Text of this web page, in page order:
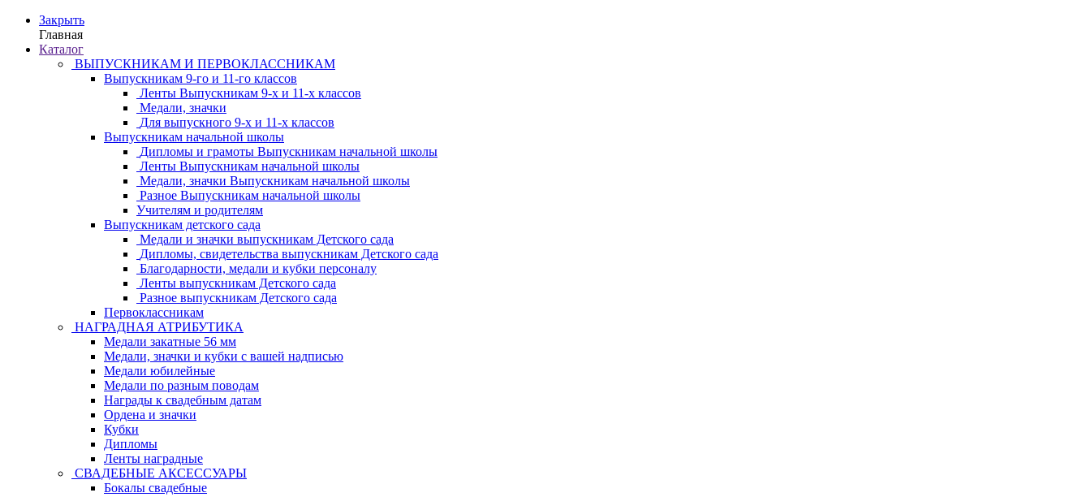
Закрыть
Главная
Каталог
ВЫПУСКНИКАМ И ПЕРВОКЛАССНИКАМ
Выпускникам 9-го и 11-го классов
Ленты Выпускникам 9-х и 11-х классов
Медали, значки
Для выпускного 9-х и 11-х классов
Выпускникам начальной школы
Дипломы и грамоты Выпускникам начальной школы
Ленты Выпускникам начальной школы
Медали, значки Выпускникам начальной школы
Разное Выпускникам начальной школы
Учителям и родителям
Выпускникам детского сада
Медали и значки выпускникам Детского сада
Дипломы, свидетельства выпускникам Детского сада
Благодарности, медали и кубки персоналу
Ленты выпускникам Детского сада
Разное выпускникам Детского сада
Первоклассникам
НАГРАДНАЯ АТРИБУТИКА
Медали закатные 56 мм
Медали, значки и кубки с вашей надписью
Медали юбилейные
Медали по разным поводам
Награды к свадебным датам
Ордена и значки
Кубки
Дипломы
Ленты наградные
СВАДЕБНЫЕ АКСЕССУАРЫ
Бокалы свадебные